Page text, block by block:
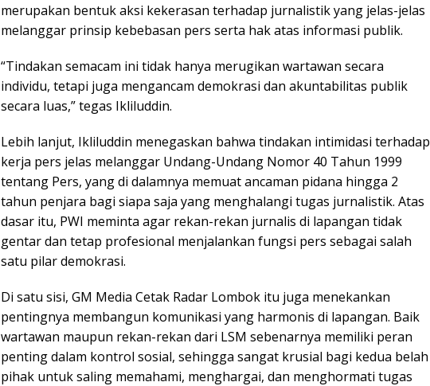
merupakan bentuk aksi kekerasan terhadap jurnalistik yang jelas-jelas
melanggar prinsip kebebasan pers serta hak atas informasi publik.
“Tindakan semacam ini tidak hanya merugikan wartawan secara
individu, tetapi juga mengancam demokrasi dan akuntabilitas publik
secara luas,” tegas Ikliluddin.
Lebih lanjut, Ikliluddin menegaskan bahwa tindakan intimidasi terhadap
kerja pers jelas melanggar Undang-Undang Nomor 40 Tahun 1999
tentang Pers, yang di dalamnya memuat ancaman pidana hingga 2
tahun penjara bagi siapa saja yang menghalangi tugas jurnalistik. Atas
dasar itu, PWI meminta agar rekan-rekan jurnalis di lapangan tidak
gentar dan tetap profesional menjalankan fungsi pers sebagai salah
satu pilar demokrasi.
Di satu sisi, GM Media Cetak Radar Lombok itu juga menekankan
pentingnya membangun komunikasi yang harmonis di lapangan. Baik
wartawan maupun rekan-rekan dari LSM sebenarnya memiliki peran
penting dalam kontrol sosial, sehingga sangat krusial bagi kedua belah
pihak untuk saling memahami, menghargai, dan menghormati tugas